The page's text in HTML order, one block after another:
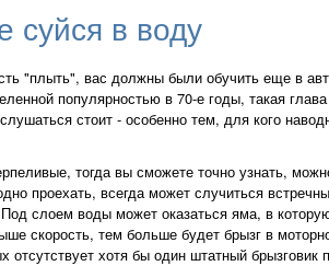
суйся в воду
"плыть", вас должны были обучить еще в
популярностью в 70-е годы, такая
стоит - особенно тем, для кого
тогда вы сможете точно узнать,
проехать, всегда может случиться
слоем воды может оказаться яма, в
скорость, тем больше будет брызг в
отсутствует хотя бы один штатный